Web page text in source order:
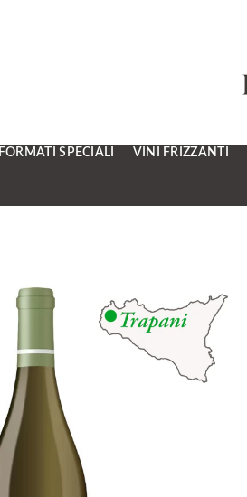
SPECIALI VINI FRIZZANTI